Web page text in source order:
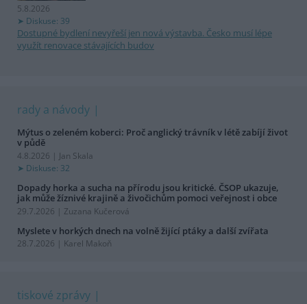
5.8.2026
Diskuse: 39
Dostupné bydlení nevyřeší jen nová výstavba. Česko musí lépe
využít renovace stávajících budov
rady a návody
Mýtus o zeleném koberci: Proč anglický trávník v létě zabíjí život
v půdě
4.8.2026 | Jan Skala
Diskuse: 32
Dopady horka a sucha na přírodu jsou kritické. ČSOP ukazuje,
jak může žíznivé krajině a živočichům pomoci veřejnost i obce
29.7.2026 | Zuzana Kučerová
Myslete v horkých dnech na volně žijící ptáky a další zvířata
28.7.2026 | Karel Makoň
tiskové zprávy